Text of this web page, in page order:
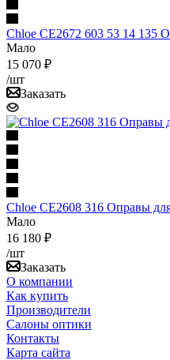
Chloe CE2672 603 53 14 135
Мало
15 070 ₽
/шт
Заказать
Chloe CE2608 316 Оправы
Мало
16 180 ₽
/шт
Заказать
О компании
Как купить
Производители
Салоны оптики
Контакты
Карта сайта